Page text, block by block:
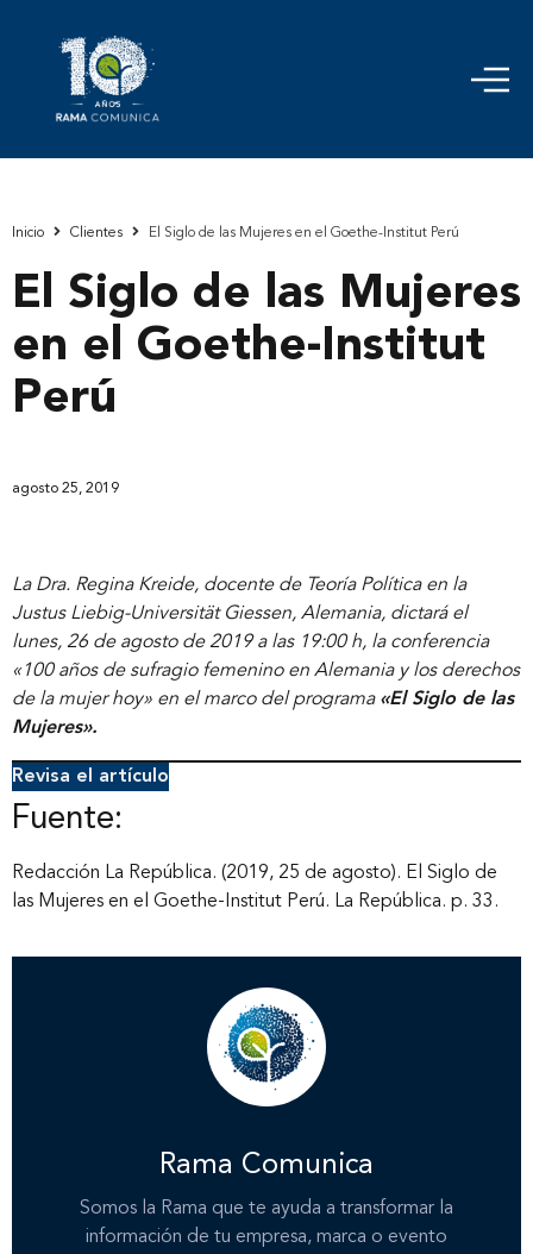
Inicio Clientes El Siglo de las Mujeres en el Goethe-Institut Perú
El Siglo de las Mujeres
en el Goethe-Institut
Perú
agosto 25, 2019
La Dra. Regina Kreide, docente de Teoría Política en la
Justus Liebig-Universität Giessen, Alemania, dictará el
lunes, 26 de agosto de 2019 a las 19:00 h, la conferencia
«100 años de sufragio femenino en Alemania y los derechos
de la mujer hoy» en el marco del programa «El Siglo de las
Mujeres».
Revisa el artículo
Fuente:
Redacción La República. (2019, 25 de agosto). El Siglo de
las Mujeres en el Goethe-Institut Perú. La República. p. 33.
Rama Comunica
Somos la Rama que te ayuda a transformar la
información de tu empresa, marca o evento